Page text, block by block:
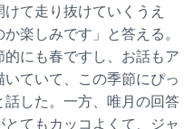
て走り抜けていくうえ
楽しみです」と答える。
的にも春ですし、お話もア
ていて、この季節にぴっ
した。一方、唯月の回答
てもカッコよくて、ジャ